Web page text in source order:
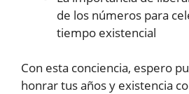
de los números para
tiempo existencial
Con esta conciencia, espero
honrar tus años y existencia